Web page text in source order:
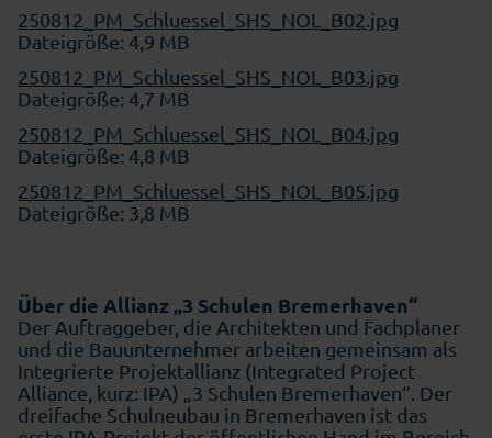
250812_PM_Schluessel_SHS_NOL_B02.jpg
Dateigröße: 4,9 MB
250812_PM_Schluessel_SHS_NOL_B03.jpg
Dateigröße: 4,7 MB
250812_PM_Schluessel_SHS_NOL_B04.jpg
Dateigröße: 4,8 MB
250812_PM_Schluessel_SHS_NOL_B05.jpg
Dateigröße: 3,8 MB
Über die Allianz „3 Schulen Bremerhaven“
Der Auftraggeber, die Architekten und Fachplaner
und die Bauunternehmer arbeiten gemeinsam als
Integrierte Projektallianz (Integrated Project
Alliance, kurz: IPA) „3 Schulen Bremerhaven“. Der
dreifache Schulneubau in Bremerhaven ist das